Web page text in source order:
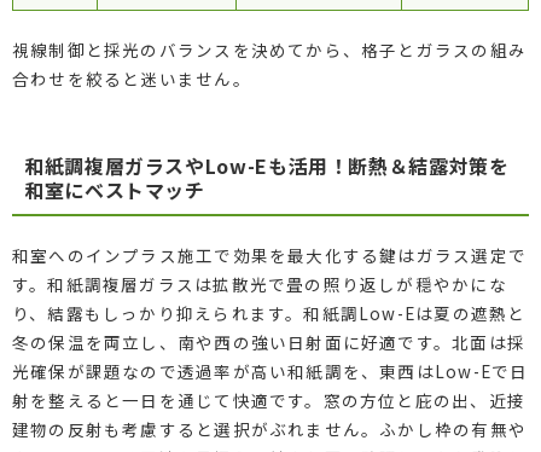
視線制御と採光のバランスを決めてから、格子とガラスの組み
合わせを絞ると迷いません。
和紙調複層ガラスやLow-Eも活用！断熱＆結露対策を
和室にベストマッチ
和室へのインプラス施工で効果を最大化する鍵はガラス選定で
す。和紙調複層ガラスは拡散光で畳の照り返しが穏やかにな
り、結露もしっかり抑えられます。和紙調Low-Eは夏の遮熱と
冬の保温を両立し、南や西の強い日射面に好適です。北面は採
光確保が課題なので透過率が高い和紙調を、東西はLow-Eで日
射を整えると一日を通じて快適です。窓の方位と庇の出、近接
建物の反射も考慮すると選択がぶれません。ふかし枠の有無や